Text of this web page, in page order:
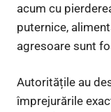
acum cu
puternice,
agresoare sunt
Autoritățile au
împrejurările